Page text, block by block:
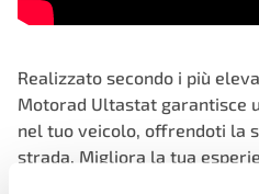
Realizzato secondo i più
Motorad Ultastat garantisce
nel tuo veicolo, offrendoti la
strada. Migliora la tua
Ultastat: dove l’innovazione